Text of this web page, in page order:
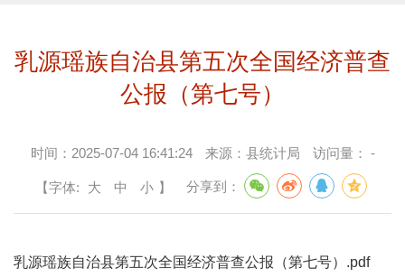
乳源瑶族自治县第五次全国经济普查
公报（第七号）
时间： 2025-07-04 16:41:24 来源： 县统计局 访问量： -
【字体: 大 中 小 】 分享到：
乳源瑶族自治县第五次全国经济普查公报（第七号）.pdf